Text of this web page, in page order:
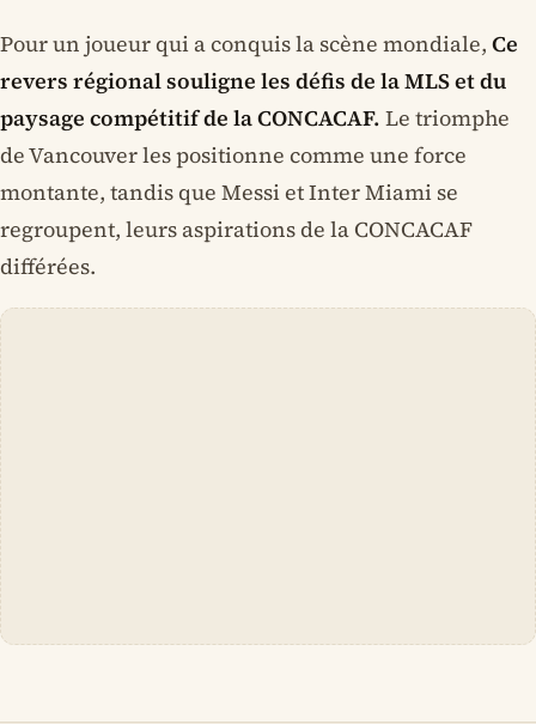
Pour un joueur qui a conquis la scène mondiale, Ce
revers régional souligne les défis de la MLS et du
paysage compétitif de la CONCACAF. Le triomphe
de Vancouver les positionne comme une force
montante, tandis que Messi et Inter Miami se
regroupent, leurs aspirations de la CONCACAF
différées.